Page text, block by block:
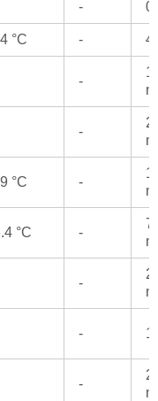
- 0
°C - 4
-
-
°C -
°C -
-
-
-